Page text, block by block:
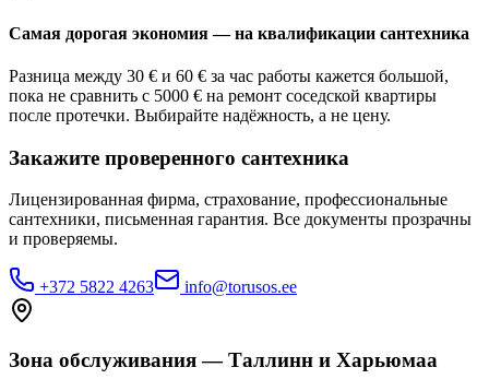
Самая дорогая экономия — на квалификации сантехника
Разница между 30 € и 60 € за час работы кажется большой,
пока не сравнить с 5000 € на ремонт соседской квартиры
после протечки. Выбирайте надёжность, а не цену.
Закажите проверенного сантехника
Лицензированная фирма, страхование, профессиональные
сантехники, письменная гарантия. Все документы прозрачны
и проверяемы.
+372 5822 4263 info@torusos.ee
Зона обслуживания — Таллинн и Харьюмаа